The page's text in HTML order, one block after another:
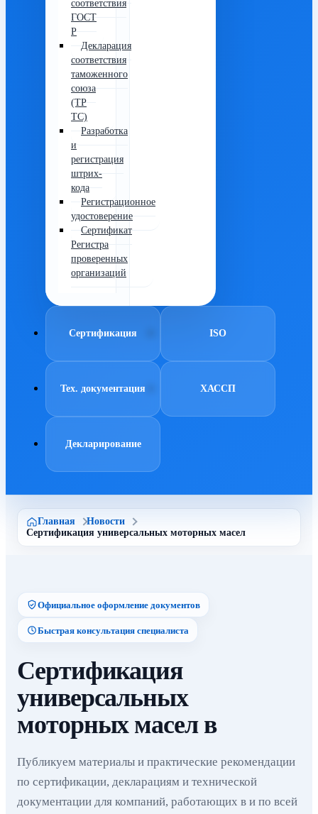
соответствия
ГОСТ
Р
Декларация
соответствия
таможенного
союза
(ТР
ТС)
Разработка
и
регистрация
штрих-
кода
Регистрационное
удостоверение
Сертификат
Регистра
проверенных
организаций
Сертификация ISO
Тех. документация ХАССП
Декларирование
Главная
Новости
Сертификация универсальных моторных масел
Официальное оформление документов
Быстрая консультация специалиста
Сертификация
универсальных
моторных масел в
Публикуем материалы и практические рекомендации
по сертификации, декларациям и технической
документации для компаний, работающих в и по всей